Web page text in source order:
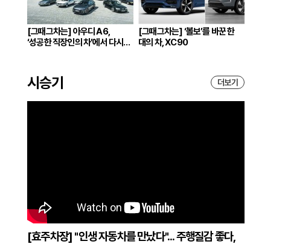
[그때그차는] 아우디 A6,
‘성공한 직장인의 차’에서 다시
[그때그차는] ‘볼보’를 바꾼 한
대의 차, XC90
시승기 더보기
[효주차장] "인생 자동차를 만났다"... 주행질감 좋다,